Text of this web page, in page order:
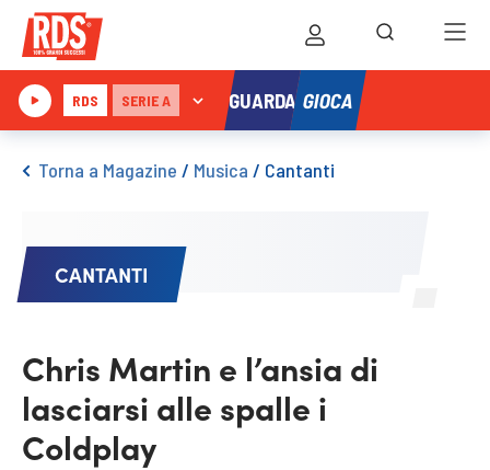
RDS SERIE A GUARDA GIOCA
Torna a Magazine / Musica / Cantanti
CANTANTI
Chris Martin e l’ansia di
lasciarsi alle spalle i
Coldplay